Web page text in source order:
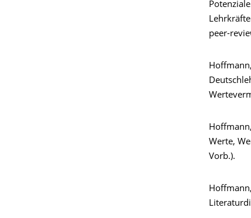
peer-
Werte,
Vorb.).